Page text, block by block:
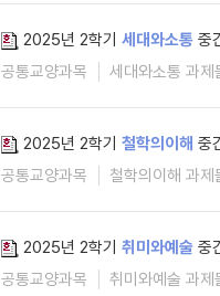
2025년 2학기 세대와소통 중
공통교양과목
세대와소통 과
2025년 2학기 철학의이해 중
공통교양과목
철학의이해 과
2025년 2학기 취미와예술 중
공통교양과목
취미와예술 과